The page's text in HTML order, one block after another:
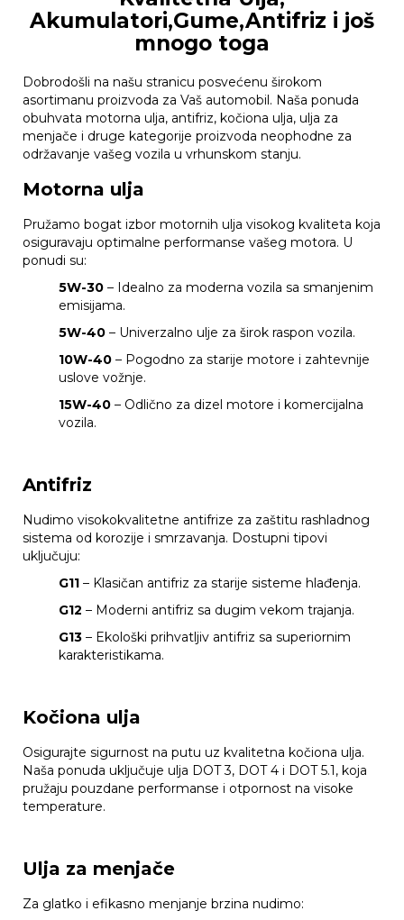
Akumulatori,Gume,Antifriz i još
mnogo toga
Dobrodošli na našu stranicu posvećenu širokom
asortimanu proizvoda za Vaš automobil. Naša ponuda
obuhvata motorna ulja, antifriz, kočiona ulja, ulja za
menjače i druge kategorije proizvoda neophodne za
održavanje vašeg vozila u vrhunskom stanju.
Motorna ulja
Pružamo bogat izbor motornih ulja visokog kvaliteta koja
osiguravaju optimalne performanse vašeg motora. U
ponudi su:
5W-30 – Idealno za moderna vozila sa smanjenim
emisijama.
5W-40 – Univerzalno ulje za širok raspon vozila.
10W-40 – Pogodno za starije motore i zahtevnije
uslove vožnje.
15W-40 – Odlično za dizel motore i komercijalna
vozila.
Antifriz
Nudimo visokokvalitetne antifrize za zaštitu rashladnog
sistema od korozije i smrzavanja. Dostupni tipovi
uključuju:
G11 – Klasičan antifriz za starije sisteme hlađenja.
G12 – Moderni antifriz sa dugim vekom trajanja.
G13 – Ekološki prihvatljiv antifriz sa superiornim
karakteristikama.
Kočiona ulja
Osigurajte sigurnost na putu uz kvalitetna kočiona ulja.
Naša ponuda uključuje ulja DOT 3, DOT 4 i DOT 5.1, koja
pružaju pouzdane performanse i otpornost na visoke
temperature.
Ulja za menjače
Za glatko i efikasno menjanje brzina nudimo: